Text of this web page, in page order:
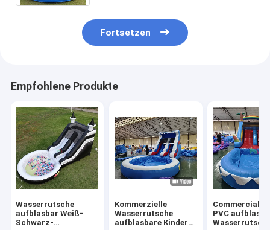
Fortsetzen
Empfohlene Produkte
Wasserrutsche
aufblasbar Weiß-
Schwarz-
Kommerzielle
Wasserrutsche
aufblasbare Kinder
Commercial
PVC